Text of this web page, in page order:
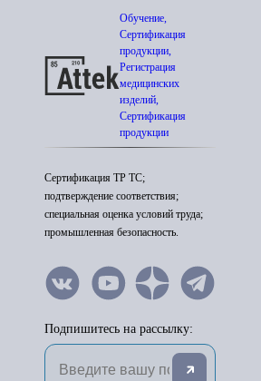
Обучение,
Сертификация
продукции,
Регистрация
медицинских
изделий,
Сертификация
продукции
Сертификация ТР ТС;
подтверждение соответствия;
специальная оценка условий труда;
промышленная безопасность.
Подпишитесь на рассылку: